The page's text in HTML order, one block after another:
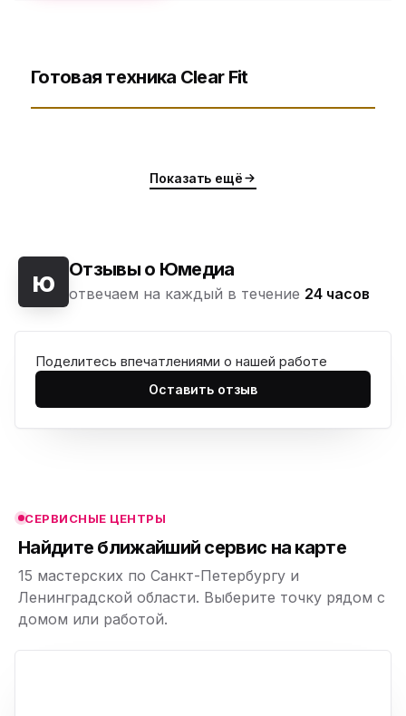
Готовая техника Clear Fit
Показать ещё
ю Отзывы о Юмедиа
отвечаем на каждый в течение 24 часов
Поделитесь впечатлениями о нашей работе
Оставить отзыв
СЕРВИСНЫЕ ЦЕНТРЫ
Найдите ближайший сервис на карте
15 мастерских по Санкт-Петербургу и
Ленинградской области. Выберите точку рядом с
домом или работой.
ю